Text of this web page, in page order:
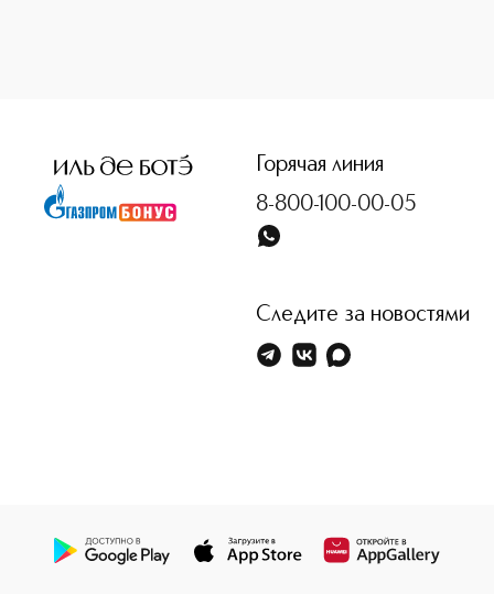
Горячая линия
8-800-100-00-05
Следите за новостями